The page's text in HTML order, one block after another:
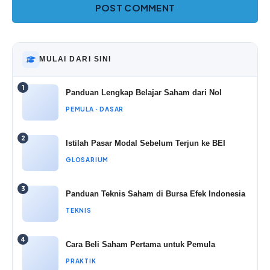
MULAI DARI SINI
1
Panduan Lengkap Belajar Saham dari Nol
PEMULA · DASAR
2
Istilah Pasar Modal Sebelum Terjun ke BEI
GLOSARIUM
3
Panduan Teknis Saham di Bursa Efek Indonesia
TEKNIS
4
Cara Beli Saham Pertama untuk Pemula
PRAKTIK